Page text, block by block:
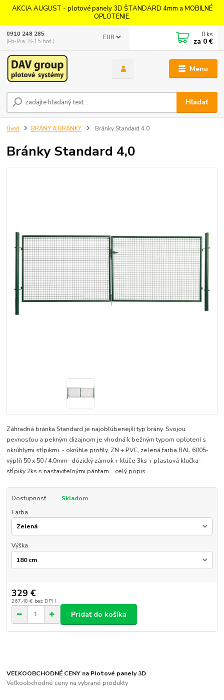
AKCIA AUGUST - plotové panely 3D ŠTANDARD 4mm a MOBILNÉ
OPLOTENIE.
Menu
EUR
Hľadať
0910 248 285
(Po-Pia, 8-15 hod.)
0 ks
za 0 €
Úvod BRÁNY A BRÁNKY Bránky Standard 4,0
Bránky Standard 4,0
Záhradná bránka Standard je najobľúbenejší typ brány. Svojou
pevnosťou a pekným dizajnom je vhodná k bežným typom oplotení s
okrúhlymi stĺpikmi. - okrúhle profily, ZN + PVC, zelená farba RAL 6005-
výplň 50 x 50 / 4,0mm- dózický zámok + kľúče 3ks + plastová kľučka-
stĺpiky 2ks s nastaviteľnými pántam... celý popis
Dostupnosť
Skladom
Farba
Výška
329 €
267,48 € bez DPH
Pridať do košíka
VEĽKOOBCHODNÉ CENY na Plotové panely 3D
Veľkoobchodné ceny na vybrané produkty